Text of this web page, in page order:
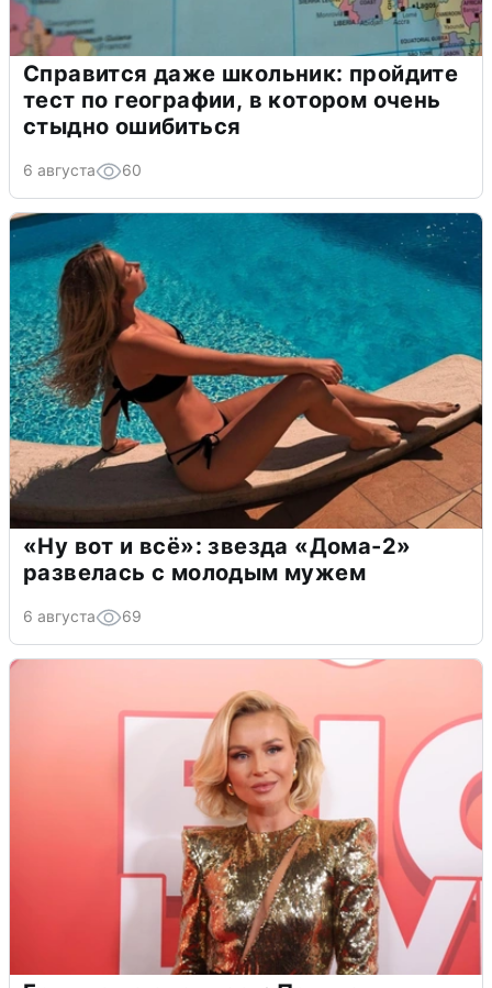
Справится даже школьник: пройдите
тест по географии, в котором очень
стыдно ошибиться
6 августа 60
«Ну вот и всё»: звезда «Дома-2»
развелась с молодым мужем
6 августа 69